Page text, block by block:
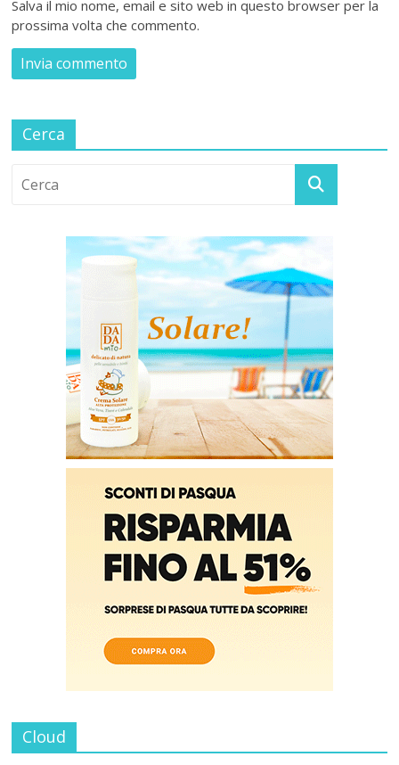
Salva il mio nome, email e sito web in questo browser per la
prossima volta che commento.
Cerca
Cloud